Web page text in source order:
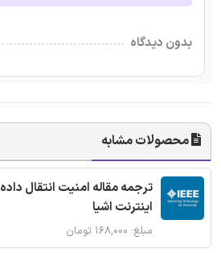
بدون دیدگاه
محصولات مشابه
اینترنت اشیا
مبلغ: ۱۶۸,۰۰۰ تومان